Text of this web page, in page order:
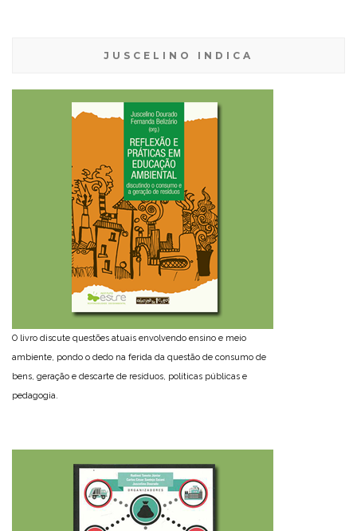
JUSCELINO INDICA
O livro discute questões atuais envolvendo ensino e meio
ambiente, pondo o dedo na ferida da questão de consumo de
bens, geração e descarte de resíduos, políticas públicas e
pedagogia.